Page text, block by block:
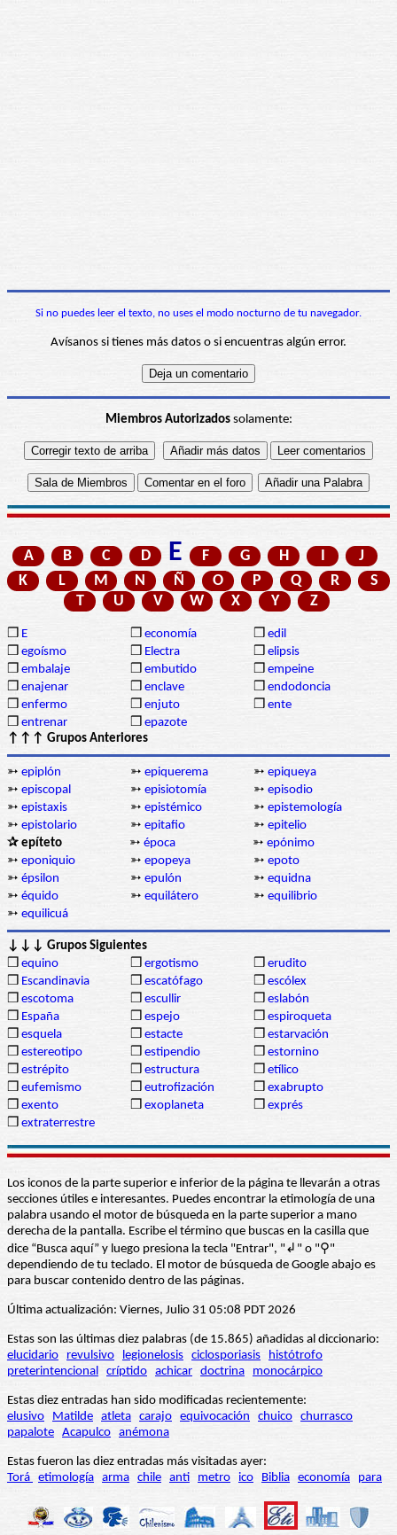
Si no puedes leer el texto, no uses el modo nocturno de tu navegador.
Avísanos si tienes más datos o si encuentras algún error.
Miembros Autorizadossolamente:
A B C D E F G H I
J
K
L M N Ñ O P Q R
S
T
U V W X Y Z
❒ E ❒ economía ❒ edil
❒ egoísmo ❒ Electra ❒ elipsis
❒ embalaje ❒ embutido ❒ empeine
❒ enajenar ❒ enclave ❒ endodoncia
❒ enfermo ❒ enjuto ❒ ente
❒ entrenar ❒ epazote
↑↑↑ Grupos Anteriores
➳ epiplón ➳ epiquerema ➳ epiqueya
➳ episcopal ➳ episiotomía ➳ episodio
➳ epistaxis ➳ epistémico ➳ epistemología
➳ epistolario ➳ epitafio ➳ epitelio
✰ epíteto
➳ época ➳ epónimo
➳ eponiquio ➳ epopeya ➳ epoto
➳ épsilon ➳ epulón ➳ equidna
➳ équido ➳ equilátero ➳ equilibrio
➳ equilicuá
↓↓↓ Grupos Siguientes
❒ equino ❒ ergotismo ❒ erudito
❒ Escandinavia ❒ escatófago ❒ escólex
❒ escotoma ❒ escullir ❒ eslabón
❒ España ❒ espejo ❒ espiroqueta
❒ esquela ❒ estacte ❒ estarvación
❒ estereotipo ❒ estipendio ❒ estornino
❒ estrépito ❒ estructura ❒ etílico
❒ eufemismo ❒ eutrofización ❒ exabrupto
❒ exento ❒ exoplaneta ❒ exprés
❒ extraterrestre
Los iconos de la parte superior e inferior de la página te llevarán a otras
secciones útiles e interesantes. Puedes encontrar la etimología de una
palabra usando el motor de búsqueda en la parte superior a mano
derecha de la pantalla. Escribe el término que buscas en la casilla que
dice “Busca aquí” y luego presiona la tecla "Entrar", "↲" o "⚲"
dependiendo de tu teclado. El motor de búsqueda de Google abajo es
para buscar contenido dentro de las páginas.
Última actualización: Viernes, Julio 31 05:08 PDT 2026
Estas son las últimas diez palabras (de 15.865) añadidas al diccionario:
elucidario
revulsivo legionelosis ciclosporiasis
histótrofo
preterintencional críptido achicar doctrina monocárpico
Estas diez entradas han sido modificadas recientemente:
elusivo
Matilde atleta carajo equivocación chuico churrasco
papalote Acapulco anémona
Estas fueron las diez entradas más visitadas ayer:
Torá etimología arma chile anti metro ico Biblia economía para